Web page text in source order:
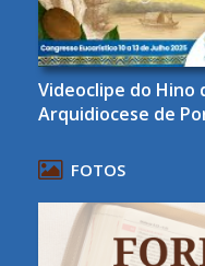
Videoclipe do Hino
Arquidiocese de
FOTOS